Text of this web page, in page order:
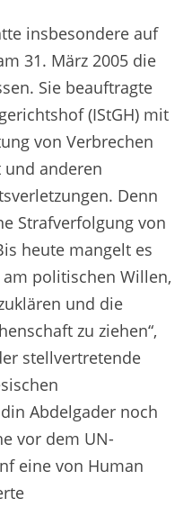
insbesondere auf
31. März 2005 die
Sie beauftragte
(IStGH) mit
von Verbrechen
und anderen
Denn
Strafverfolgung von
heute mangelt es
politischen Willen,
und die
zu ziehen“,
stellvertretende
Abdelgader noch
vor dem UN-
eine von Human